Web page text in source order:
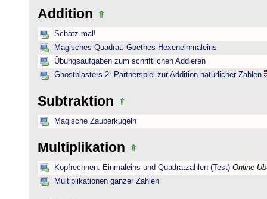
Addition
Schätz mal!
Magisches Quadrat: Goethes Hexeneinmaleins
Übungsaufgaben zum schriftlichen Addieren
Ghostblasters 2: Partnerspiel zur Addition natürlicher Zahlen
Subtraktion
Magische Zauberkugeln
Multiplikation
Kopfrechnen: Einmaleins und Quadratzahlen (Test) Online-
Multiplikationen ganzer Zahlen